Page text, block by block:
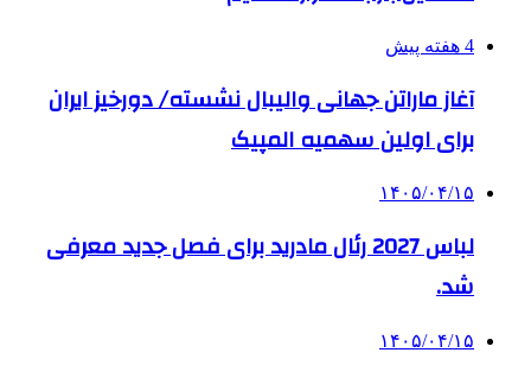
4 هفته پیش
آغاز ماراتن جهانی والیبال نشسته/ دورخیز ایران
برای اولین سهمیه المپیک
۱۴۰۵/۰۴/۱۵
لباس 2027 رئال مادرید برای فصل جدید معرفی
شد.
۱۴۰۵/۰۴/۱۵